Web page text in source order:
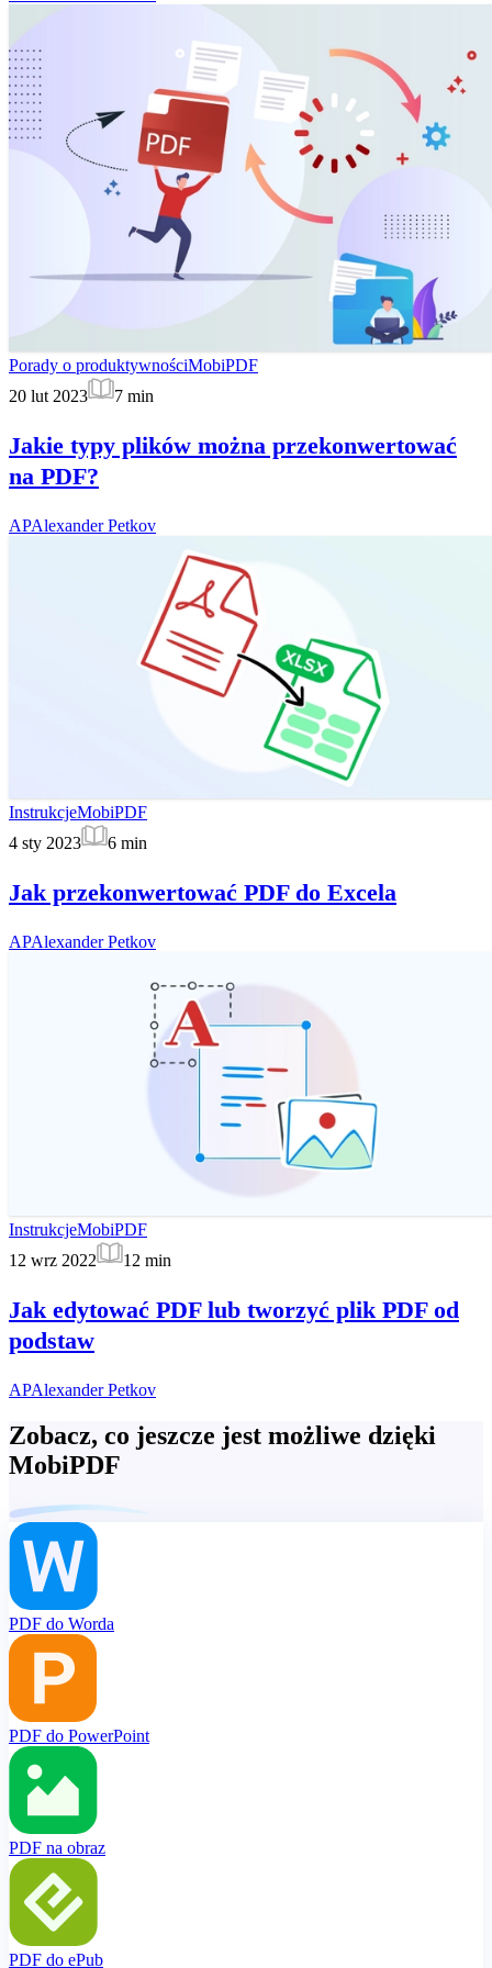
Porady o produktywnościMobiPDF
20 lut 2023
7 min
Jakie typy plików można przekonwertować
na PDF?
APAlexander Petkov
InstrukcjeMobiPDF
4 sty 2023
6 min
Jak przekonwertować PDF do Excela
APAlexander Petkov
InstrukcjeMobiPDF
12 wrz 2022
12 min
Jak edytować PDF lub tworzyć plik PDF od
podstaw
APAlexander Petkov
Zobacz, co jeszcze jest możliwe dzięki
MobiPDF
PDF do Worda
PDF do PowerPoint
PDF na obraz
PDF do ePub